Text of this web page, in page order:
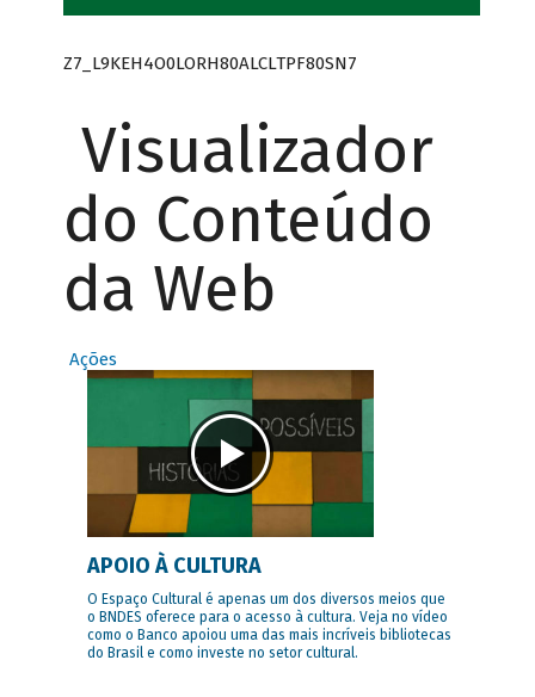
Z7_L9KEH4O0LORH80ALCLTPF80SN7
Visualizador
do Conteúdo
da Web
Ações
APOIO À CULTURA
O Espaço Cultural é apenas um dos diversos meios que
o BNDES oferece para o acesso à cultura. Veja no vídeo
como o Banco apoiou uma das mais incríveis bibliotecas
do Brasil e como investe no setor cultural.